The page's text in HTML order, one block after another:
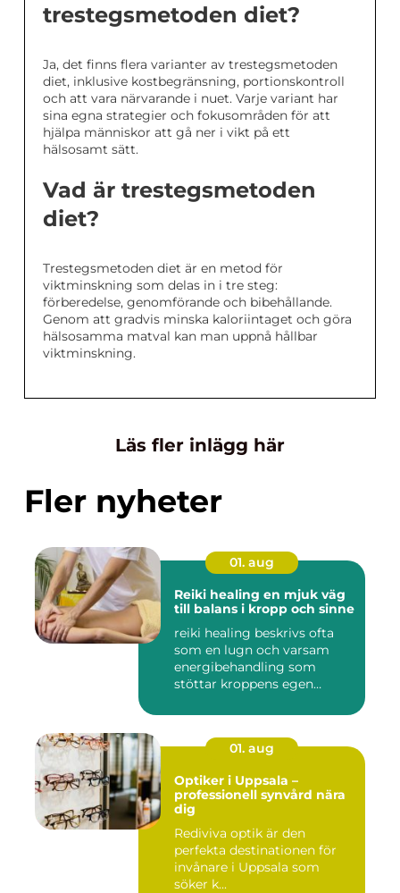
trestegsmetoden diet?
Ja, det finns flera varianter av trestegsmetoden
diet, inklusive kostbegränsning, portionskontroll
och att vara närvarande i nuet. Varje variant har
sina egna strategier och fokusområden för att
hjälpa människor att gå ner i vikt på ett
hälsosamt sätt.
Vad är trestegsmetoden
diet?
Trestegsmetoden diet är en metod för
viktminskning som delas in i tre steg:
förberedelse, genomförande och bibehållande.
Genom att gradvis minska kaloriintaget och göra
hälsosamma matval kan man uppnå hållbar
viktminskning.
Läs fler inlägg här
Fler nyheter
01. aug
Reiki healing en mjuk väg
till balans i kropp och sinne
reiki healing beskrivs ofta
som en lugn och varsam
energibehandling som
stöttar kroppens egen
01. aug
Optiker i Uppsala –
professionell synvård nära
dig
Rediviva optik är den
perfekta destinationen för
invånare i Uppsala som
söker k...